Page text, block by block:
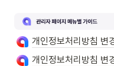
개인정보처리방침 변
개인정보처리방침 변